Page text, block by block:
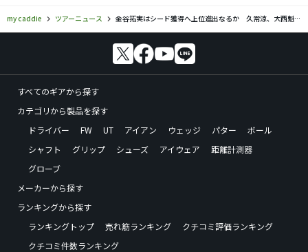
my caddie ツアーニュース 金谷拓実はシード獲得へ上位進出なるか 久常涼、大西魁斗も参戦
すべてのギアから探す
カテゴリから製品を探す
ドライバー
FW UT アイアン ウェッジ パター
ボール
シャフト
グリップ シューズ アイウェア
距離計測器
グローブ
メーカーから探す
ランキングから探す
ランキングトップ
売れ筋ランキング
クチコミ評価ランキング
クチコミ件数ランキング